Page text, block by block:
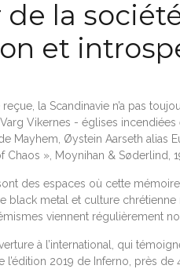
la
et
la Scandinavie n’a pas
Vikernes - églises
Mayhem, Øystein Aarseth alias
», Moynihan & Søderlind,
des espaces où cette
black metal et culture
viennent régulièrement
à l’international, qui
l’édition 2019 de Inferno, près